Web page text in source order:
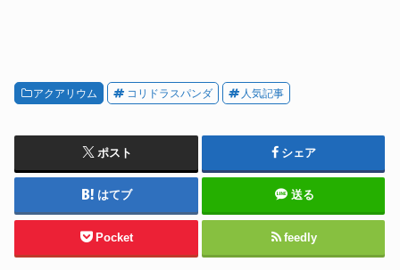
アクアリウム コリドラスパンダ 人気記事
ポスト シェア
はてブ 送る
Pocket feedly